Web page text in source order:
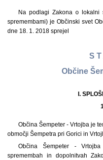
Na podlagi Zakona o lokalni
spremembami) je Občinski svet
dne 18. 1. 2018 sprejel
S T
Občine
I.
Občina Šempeter - Vrtojba je
območji Šempetra pri Gorici in
Občina Šempeter -
spremembah in dopolnitvah